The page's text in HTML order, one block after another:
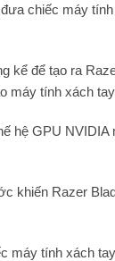
chiếc máy
kể để tạo ra
máy tính xách
hệ GPU NVIDIA
khiến Razer
máy tính xách